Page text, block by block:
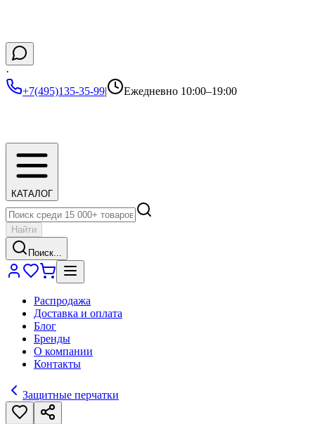
·
+7(495)135-35-99| Ежедневно 10:00–19:00
КАТАЛОГ
Найти
Поиск...
Распродажа
Доставка и оплата
Блог
Бренды
О компании
Контакты
Защитные перчатки